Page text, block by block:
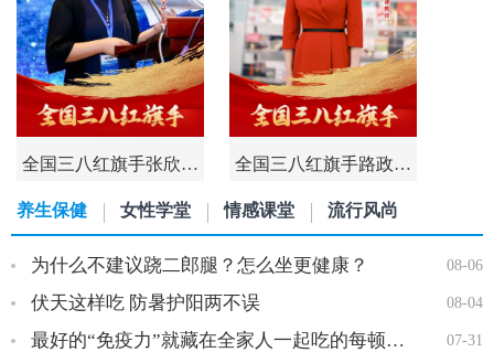
全国三八红旗手张欣… 全国三八红旗手路政…
养生保健 女性学堂 情感课堂 流行风尚
08-06
为什么不建议跷二郎腿？怎么坐更健康？
08-04
伏天这样吃 防暑护阳两不误
07-31
最好的“免疫力”就藏在全家人一起吃的每顿饭里…